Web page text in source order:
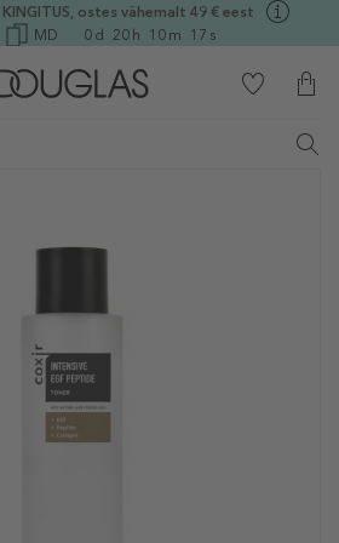
ostes vähemalt 49 € eest
MD 0 d 20 h 10 m 16 s